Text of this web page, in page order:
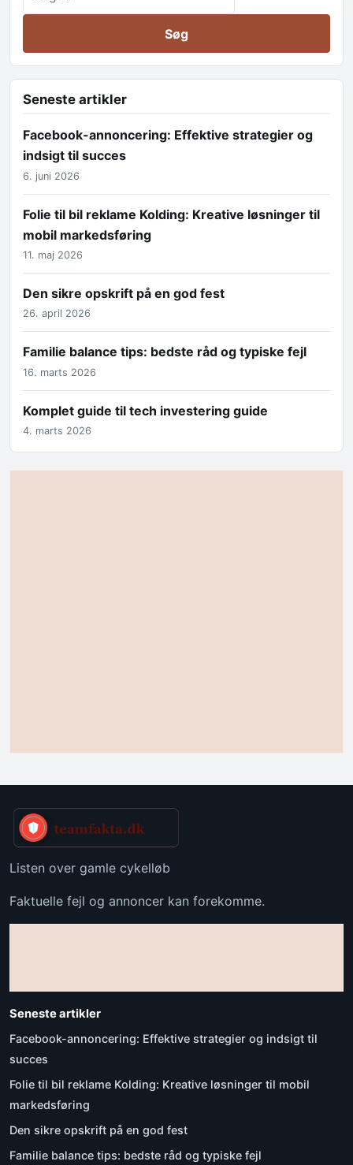
Seneste artikler
Facebook-annoncering: Effektive strategier og
indsigt til succes
6. juni 2026
Folie til bil reklame Kolding: Kreative løsninger til
mobil markedsføring
11. maj 2026
Den sikre opskrift på en god fest
26. april 2026
Familie balance tips: bedste råd og typiske fejl
16. marts 2026
Komplet guide til tech investering guide
4. marts 2026
Listen over gamle cykelløb
Faktuelle fejl og annoncer kan forekomme.
Seneste artikler
Facebook-annoncering: Effektive strategier og indsigt til
succes
Folie til bil reklame Kolding: Kreative løsninger til mobil
markedsføring
Den sikre opskrift på en god fest
Familie balance tips: bedste råd og typiske fejl